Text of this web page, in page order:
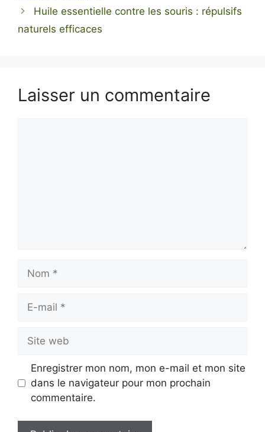
Huile essentielle contre les souris : répulsifs
naturels efficaces
Laisser un commentaire
Nom
Site
web
Enregistrer mon nom, mon e-mail et mon site
dans le navigateur pour mon prochain
commentaire.